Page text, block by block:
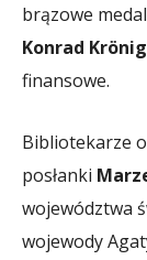
brązowe
Konrad Krönig
finansowe.
Bibliotekarze
posłanki
województwa
wojewody